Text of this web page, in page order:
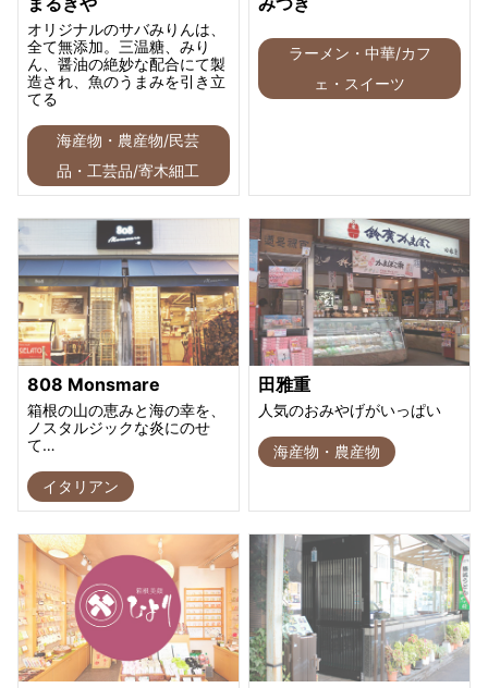
オリジナルのサバみりんは、
全て無添加。三温糖、みり
ん、醤油の絶妙な配合にて製
造され、魚のうまみを引き立
てる
海産物・農産物/民芸
品・工芸品/寄木細工
ラーメン・中華/カフ
ェ・スイーツ
808 Monsmare
箱根の山の恵みと海の幸を、
ノスタルジックな炎にのせ
て…
イタリアン
田雅重
人気のおみやげがいっぱい
海産物・農産物